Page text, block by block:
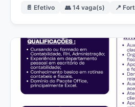
📄 Efetivo 👥 14 vaga(s) 📍